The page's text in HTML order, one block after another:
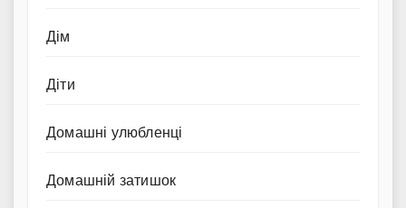
Дім
Діти
Домашні улюбленці
Домашній затишок